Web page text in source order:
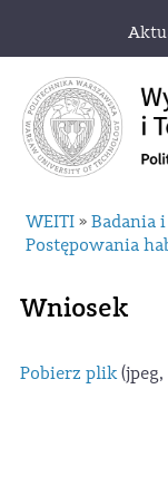
WEITI » Badania
Postępowania
Wniosek
Pobierz plik(jpeg,